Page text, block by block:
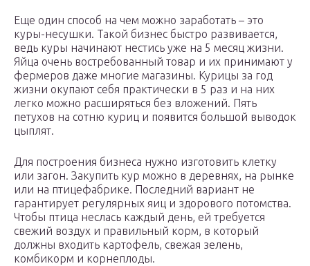
Еще один способ на чем можно заработать – это
куры-несушки. Такой бизнес быстро развивается,
ведь куры начинают нестись уже на 5 месяц жизни.
Яйца очень востребованный товар и их принимают у
фермеров даже многие магазины. Курицы за год
жизни окупают себя практически в 5 раз и на них
легко можно расширяться без вложений. Пять
петухов на сотню куриц и появится большой выводок
цыплят.
Для построения бизнеса нужно изготовить клетку
или загон. Закупить кур можно в деревнях, на рынке
или на птицефабрике. Последний вариант не
гарантирует регулярных яиц и здорового потомства.
Чтобы птица неслась каждый день, ей требуется
свежий воздух и правильный корм, в который
должны входить картофель, свежая зелень,
комбикорм и корнеплоды.